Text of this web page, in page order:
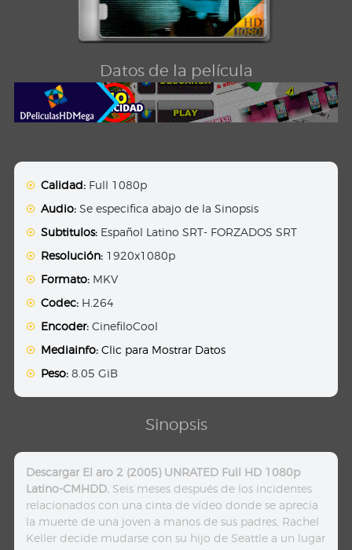
Datos de la película
Calidad: Full 1080p
Audio: Se especifica abajo de la Sinopsis
Subtitulos: Español Latino SRT- FORZADOS SRT
Resolución: 1920x1080p
Formato: MKV
Codec: H.264
Encoder: CinefiloCool
Mediainfo: Clic para Mostrar Datos
Peso: 8.05 GiB
Sinopsis
Descargar El aro 2 (2005) UNRATED Full HD 1080p
Latino-CMHDD. Seis meses después de los incidentes
relacionados con una cinta de vídeo donde se aprecia
la muerte de una joven a manos de sus padres, Rachel
Keller decide mudarse con su hijo de Seattle a un lugar